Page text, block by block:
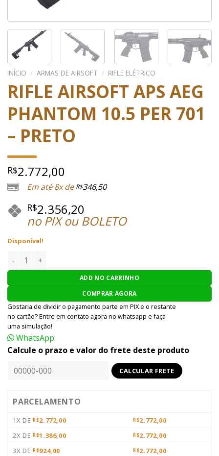
INÍCIO / ARMAS DE AIRSOFT / RIFLE ELÉTRICO
RIFLE AIRSOFT APS AEG
PHANTOM 10.5 PER 701
– PRETO
R$2.772,00
Em até 8x de R$346,50
R$2.356,20
no PIX ou BOLETO
Disponível!
RIFLE AIRSOFT APS AEG PHANTOM 10.5 PER 701 - PRETO
ADD NO CARRINHO
COMPRAR AGORA
Gostaria de dividir o pagamento parte em PIX e o restante
no cartão? Entre em contato agora no whatsapp e faça
uma simulação!
WhatsApp
Calcule o prazo e valor do frete deste produto
PARCELAMENTO
1X DE R$2.772,00 R$2.772,00
2X DE R$1.386,00 R$2.772,00
3X DE R$924,00 R$2.772,00